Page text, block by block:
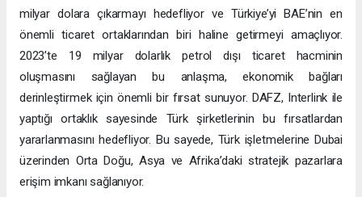
milyar dolara çıkarmayı hedefliyor ve Türkiye’yi BAE’nin en
önemli ticaret ortaklarından biri haline getirmeyi amaçlıyor.
2023’te 19 milyar dolarlık petrol dışı ticaret hacminin
oluşmasını sağlayan bu anlaşma, ekonomik bağları
derinleştirmek için önemli bir fırsat sunuyor. DAFZ, Interlink ile
yaptığı ortaklık sayesinde Türk şirketlerinin bu fırsatlardan
yararlanmasını hedefliyor. Bu sayede, Türk işletmelerine Dubai
üzerinden Orta Doğu, Asya ve Afrika’daki stratejik pazarlara
erişim imkanı sağlanıyor.